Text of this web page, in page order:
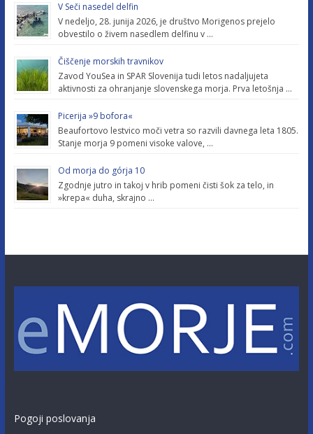
V Seči nasedel delfin
V nedeljo, 28. junija 2026, je društvo Morigenos prejelo
obvestilo o živem nasedlem delfinu v …
Čiščenje morskih travnikov
Zavod YouSea in SPAR Slovenija tudi letos nadaljujeta
aktivnosti za ohranjanje slovenskega morja. Prva letošnja …
Picerija »9 bofora«
Beaufortovo lestvico moči vetra so razvili davnega leta 1805.
Stanje morja 9 pomeni visoke valove, …
Od morja do górja 10
Zgodnje jutro in takoj v hrib pomeni čisti šok za telo, in
»krepa« duha, skrajno …
Pogoji poslovanja